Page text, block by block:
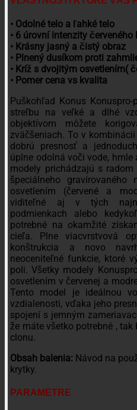
• Odolné telo a ľahké telo
• 6 úrovní intenzity červeného
• Krásny jasný a čistý obraz
• Plnený dusíkom proti
• Kríž s dvojitým osvetlením(
• Pomer cena vs kvalita
Puškohľad Konus
streľbu na veľké a dlhé
objektívom môžete
zväčšeniach. To v
dobrú presnosť a
úplne odolná voči vode,
modely prichádzajú s
špeciálneho
osvetlením (červené a
viditeľné aj v tých
podmienkach alebo
potrebné na okamžité
cieľa. Plne viacvrstvová
konštrukcia a novo
neoceniteľné funkcie, ktoré
poli. Všetky modely
osvetlením v červenej a
Tento model je ideálnou
vzdialenosti, vďaka jeho
spojení s jemným
že máte všetko potrebné ,
clonu.
Obsah balenia: Návod na
krytky.
PARAMETRE